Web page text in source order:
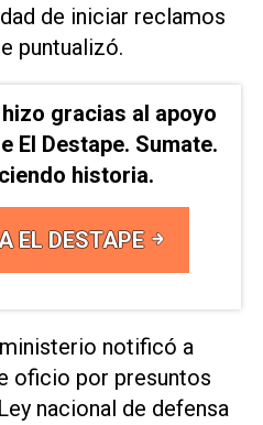
de iniciar reclamos
puntualizó.
gracias al apoyo
El Destape. Sumate.
historia.
EL DESTAPE
notificó a
oficio por presuntos
nacional de defensa